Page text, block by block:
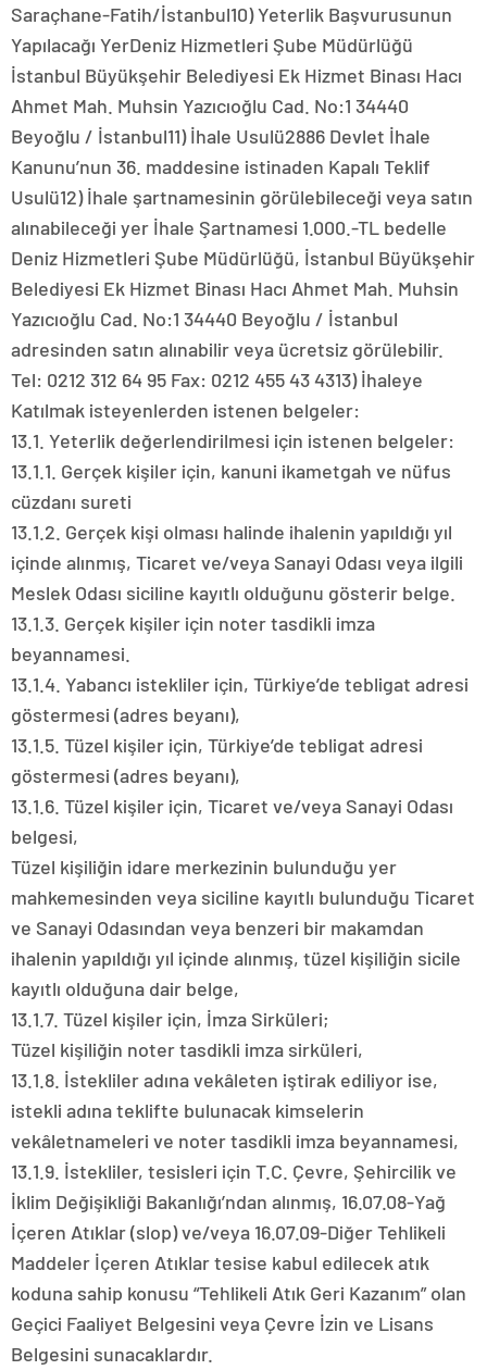
Saraçhane-Fatih/İstanbul10) Yeterlik Başvurusunun
Yapılacağı YerDeniz Hizmetleri Şube Müdürlüğü
İstanbul Büyükşehir Belediyesi Ek Hizmet Binası Hacı
Ahmet Mah. Muhsin Yazıcıoğlu Cad. No:1 34440
Beyoğlu / İstanbul11) İhale Usulü2886 Devlet İhale
Kanunu’nun 36. maddesine istinaden Kapalı Teklif
Usulü12) İhale şartnamesinin görülebileceği veya satın
alınabileceği yer İhale Şartnamesi 1.000.-TL bedelle
Deniz Hizmetleri Şube Müdürlüğü, İstanbul Büyükşehir
Belediyesi Ek Hizmet Binası Hacı Ahmet Mah. Muhsin
Yazıcıoğlu Cad. No:1 34440 Beyoğlu / İstanbul
adresinden satın alınabilir veya ücretsiz görülebilir.
Tel: 0212 312 64 95 Fax: 0212 455 43 4313) İhaleye
Katılmak isteyenlerden istenen belgeler:
13.1. Yeterlik değerlendirilmesi için istenen belgeler:
13.1.1. Gerçek kişiler için, kanuni ikametgah ve nüfus
cüzdanı sureti
13.1.2. Gerçek kişi olması halinde ihalenin yapıldığı yıl
içinde alınmış, Ticaret ve/veya Sanayi Odası veya ilgili
Meslek Odası siciline kayıtlı olduğunu gösterir belge.
13.1.3. Gerçek kişiler için noter tasdikli imza
beyannamesi.
13.1.4. Yabancı istekliler için, Türkiye’de tebligat adresi
göstermesi (adres beyanı),
13.1.5. Tüzel kişiler için, Türkiye’de tebligat adresi
göstermesi (adres beyanı),
13.1.6. Tüzel kişiler için, Ticaret ve/veya Sanayi Odası
belgesi,
Tüzel kişiliğin idare merkezinin bulunduğu yer
mahkemesinden veya siciline kayıtlı bulunduğu Ticaret
ve Sanayi Odasından veya benzeri bir makamdan
ihalenin yapıldığı yıl içinde alınmış, tüzel kişiliğin sicile
kayıtlı olduğuna dair belge,
13.1.7. Tüzel kişiler için, İmza Sirküleri;
Tüzel kişiliğin noter tasdikli imza sirküleri,
13.1.8. İstekliler adına vekâleten iştirak ediliyor ise,
istekli adına teklifte bulunacak kimselerin
vekâletnameleri ve noter tasdikli imza beyannamesi,
13.1.9. İstekliler, tesisleri için T.C. Çevre, Şehircilik ve
İklim Değişikliği Bakanlığı’ndan alınmış, 16.07.08-Yağ
İçeren Atıklar (slop) ve/veya 16.07.09-Diğer Tehlikeli
Maddeler İçeren Atıklar tesise kabul edilecek atık
koduna sahip konusu “Tehlikeli Atık Geri Kazanım” olan
Geçici Faaliyet Belgesini veya Çevre İzin ve Lisans
Belgesini sunacaklardır.